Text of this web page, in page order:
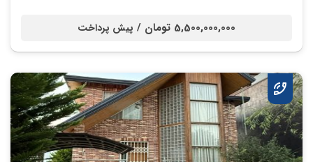
5,500,000,000 تومان / پیش پرداخت